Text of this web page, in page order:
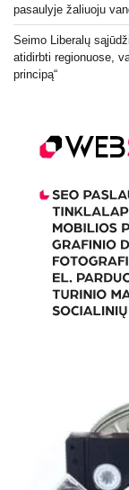
pasaulyje žaliuoju
Seimo Liberalų
atidirbti regionuose,
principą“